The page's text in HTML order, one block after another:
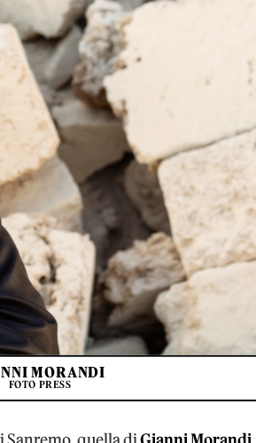
MORANDI
FOTO PRESS